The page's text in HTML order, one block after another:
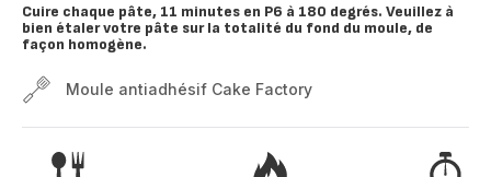
Cuire chaque pâte, 11 minutes en P6 à 180 degrés. Veuillez à
bien étaler votre pâte sur la totalité du fond du moule, de
façon homogène.
Moule antiadhésif Cake Factory